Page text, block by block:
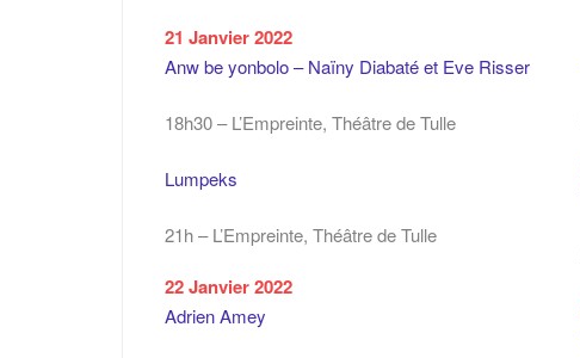
21 Janvier 2022
Anw be yonbolo – Naïny Diabaté et Eve Risser
18h30 – L’Empreinte, Théâtre de Tulle
Lumpeks
21h – L’Empreinte, Théâtre de Tulle
22 Janvier 2022
Adrien Amey